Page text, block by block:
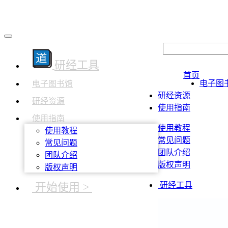
研经工具
电子图书馆
研经资源
使用指南
使用教程
常见问题
团队介绍
版权声明
开始使用 >
首页
电子图
研经资源
使用指南
使用教程
常见问题
团队介绍
版权声明
研经工具